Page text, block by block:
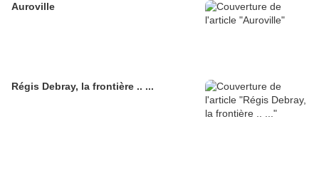
Auroville
Régis Debray, la frontière .. ...